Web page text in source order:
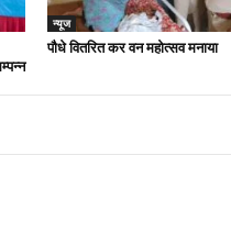
न्यूज
पौधे वितरित कर वन महोत्सव मनाया